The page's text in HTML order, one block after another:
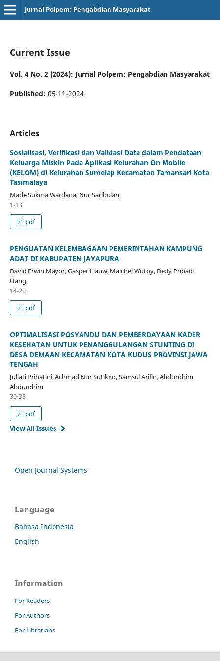
Jurnal Polpem: Pengabdian Masyarakat
Current Issue
Vol. 4 No. 2 (2024): Jurnal Polpem: Pengabdian Masyarakat
Published: 05-11-2024
Articles
Sosialisasi, Verifikasi dan Validasi Data dalam Pendataan
Keluarga Miskin Pada Aplikasi Kelurahan On Mobile
(KELOM) di Kelurahan Sumelap Kecamatan Tamansari Kota
Tasimalaya
Made Sukma Wardana, Nur Saribulan
1-13
pdf
PENGUATAN KELEMBAGAAN PEMERINTAHAN KAMPUNG
ADAT DI KABUPATEN JAYAPURA
David Erwin Mayor, Gasper Liauw, Maichel Wutoy, Dedy Pribadi
Uang
14-29
pdf
OPTIMALISASI POSYANDU DAN PEMBERDAYAAN KADER
KESEHATAN UNTUK PENANGGULANGAN STUNTING DI
DESA DEMAAN KECAMATAN KOTA KUDUS PROVINSI JAWA
TENGAH
Juliati Prihatini, Achmad Nur Sutikno, Samsul Arifin, Abdurohim
Abdurohim
30-38
pdf
View All Issues
Open Journal Systems
Language
Bahasa Indonesia
English
Information
For Readers
For Authors
For Librarians